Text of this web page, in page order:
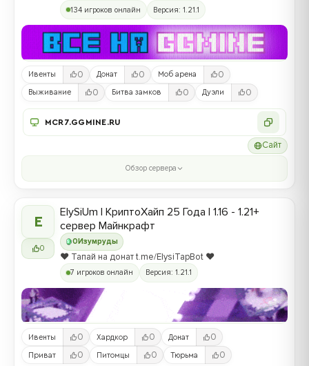
134 игроков онлайн Версия: 1.21.1
Ивенты 0 Донат 0 Моб арена 0
Выживание 0 Битва замков 0 Дуэли 0
MCR7.GGMINE.RU
Сайт
Обзор сервера
E
0
0 Изумруды
ElySiUm | КриптоХайп 25 Года | 1.16 - 1.21+
сервер Майнкрафт
❤️ Тапай на донат t.me/ElysiTapBot ❤️
7 игроков онлайн Версия: 1.21.1
Ивенты 0 Хардкор 0 Донат 0
Приват 0 Питомцы 0 Тюрьма 0